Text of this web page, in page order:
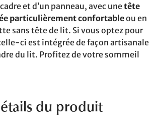
et d’un panneau, avec unetête
particulièrement confortableou en
sans tête de lit. Si vous optez pour
ci est intégrée de façon artisanale
du lit. Profitez de votre sommeil
du produit